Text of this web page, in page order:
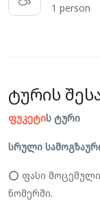
1 person
ტურის
ფუკეტის ტური
სრული
⭕ ფასი
ნომერში.